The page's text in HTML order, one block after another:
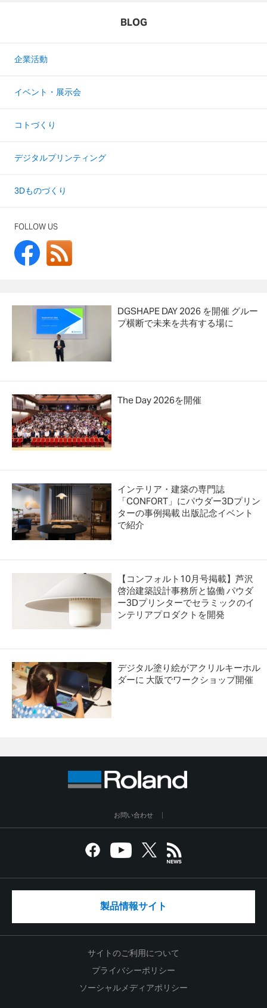
BLOG
企業活動
イベント・展示会
コトづくり
デジタルプリンティング
3Dものづくり
FOLLOW US
DGSHAPE DAY 2026 を開催 グルー
プ横断で未来を共有する場に
The Day 2026を開催
インテリア・建築の専門誌
「CONFORT」にパウダー3Dプリン
ターの事例掲載 出版記念イベント
で紹介
【コンフォルト10月号掲載】芦沢
啓治建築設計事務所と協働 パウダ
ー3Dプリンターでセラミックのイ
ンテリアプロダクトを開発
デジタル塗り絵がアクリルキーホル
ダーに 大阪でワークショップ開催
お問い合わせ
製品情報サイト
サイトのご利用について
プライバシーポリシー
ソーシャルメディアポリシー